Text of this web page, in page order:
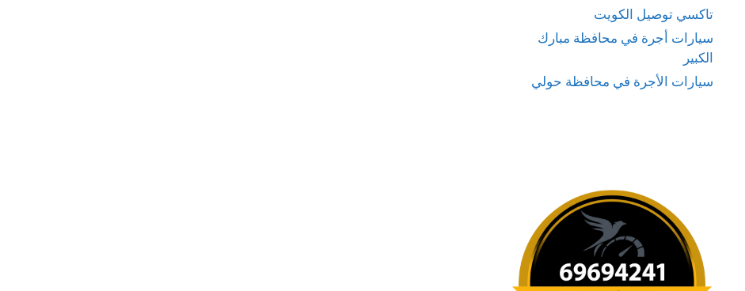
تاكسي توصيل الكويت
سيارات أجرة في محافظة مبارك
الكبير
سيارات الأجرة في محافظة حولي